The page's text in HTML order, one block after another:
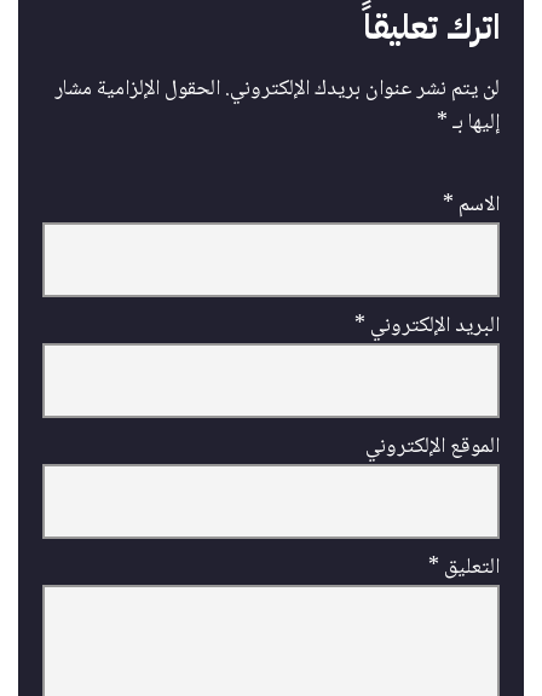
اترك تعليقاً
لن يتم نشر عنوان بريدك الإلكتروني.الحقول الإلزامية مشار
إليها بـ*
الاسم *
البريد الإلكتروني *
الموقع الإلكتروني
التعليق *